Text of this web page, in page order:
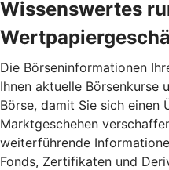
Wissenswertes
Die Börseninformationen
Ihnen aktuelle Börsenkurse
Börse, damit Sie sich einen
Marktgeschehen
weiterführende
Fonds, Zertifikaten und